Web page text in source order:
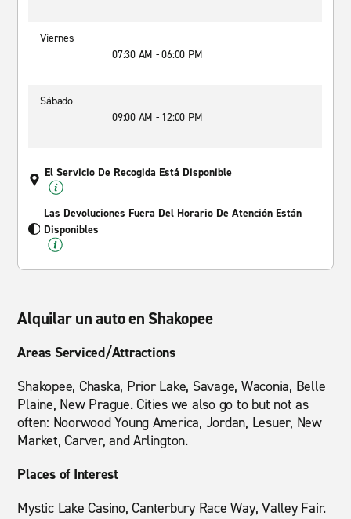
Viernes
07:30 AM - 06:00 PM
Sábado
09:00 AM - 12:00 PM
El Servicio De Recogida Está Disponible
Las Devoluciones Fuera Del Horario De Atención Están
Disponibles
Alquilar un auto en Shakopee
Areas Serviced/Attractions
Shakopee, Chaska, Prior Lake, Savage, Waconia, Belle
Plaine, New Prague. Cities we also go to but not as
often: Noorwood Young America, Jordan, Lesuer, New
Market, Carver, and Arlington.
Places of Interest
Mystic Lake Casino, Canterbury Race Way, Valley Fair.